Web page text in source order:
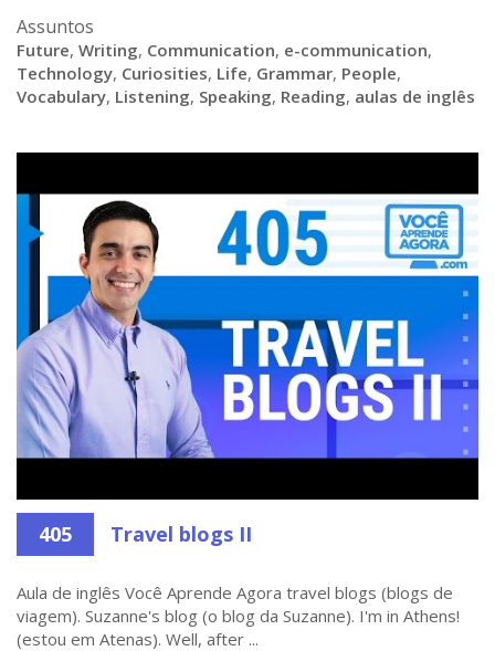
Assuntos
Future, Writing, Communication, e-communication,
Technology, Curiosities, Life, Grammar, People,
Vocabulary, Listening, Speaking, Reading, aulas de inglês
405 Travel blogs II
Aula de inglês Você Aprende Agora travel blogs (blogs de
viagem). Suzanne's blog (o blog da Suzanne). I'm in Athens!
(estou em Atenas). Well, after ...